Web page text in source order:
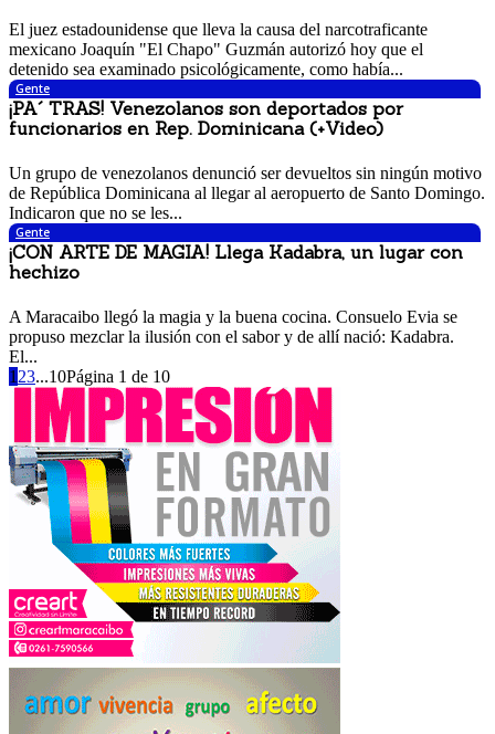
El juez estadounidense que lleva la causa del narcotraficante
mexicano Joaquín "El Chapo" Guzmán autorizó hoy que el
detenido sea examinado psicológicamente, como había...
Gente
¡PA´ TRAS! Venezolanos son deportados por
funcionarios en Rep. Dominicana (+Video)
Un grupo de venezolanos denunció ser devueltos sin ningún motivo
de República Dominicana al llegar al aeropuerto de Santo Domingo.
Indicaron que no se les...
Gente
¡CON ARTE DE MAGIA! Llega Kadabra, un lugar con
hechizo
A Maracaibo llegó la magia y la buena cocina. Consuelo Evia se
propuso mezclar la ilusión con el sabor y de allí nació: Kadabra.
El...
1 23...10Página 1 de 10